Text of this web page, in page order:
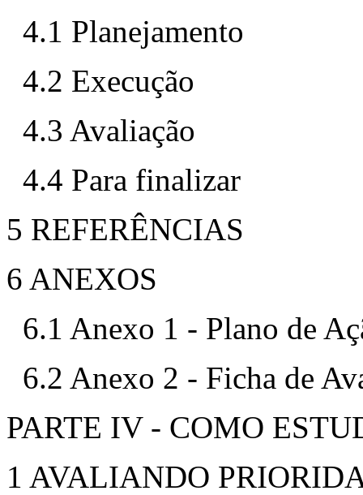
4.1 Planejamento
4.2 Execução
4.3 Avaliação
4.4 Para finalizar
5 REFERÊNCIAS
6 ANEXOS
6.1 Anexo 1 - Plano de
6.2 Anexo 2 - Ficha de
PARTE IV - COMO
1 AVALIANDO